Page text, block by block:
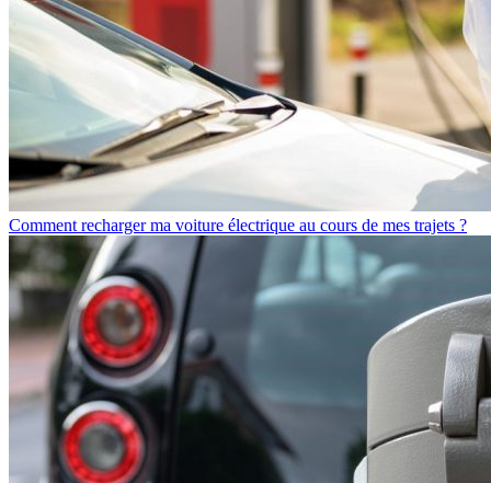
Comment recharger ma voiture électrique au cours de mes trajets ?